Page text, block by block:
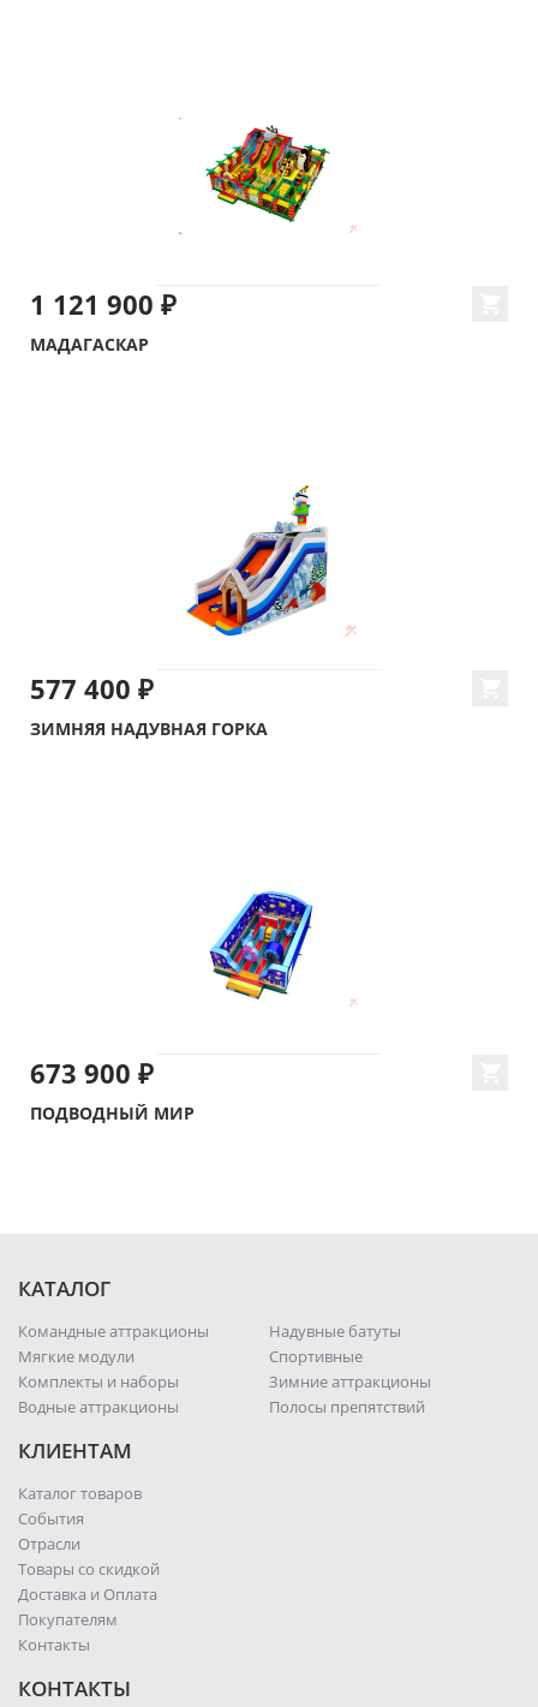
1 121 900 ₽
МАДАГАСКАР
577 400 ₽
ЗИМНЯЯ НАДУВНАЯ ГОРКА
673 900 ₽
ПОДВОДНЫЙ МИР
КАТАЛОГ
Командные аттракционы
Надувные батуты
Мягкие модули
Спортивные
Комплекты и наборы
Зимние аттракционы
Водные аттракционы
Полосы препятствий
КЛИЕНТАМ
Каталог товаров
События
Отрасли
Товары со скидкой
Доставка и Оплата
Покупателям
Контакты
КОНТАКТЫ